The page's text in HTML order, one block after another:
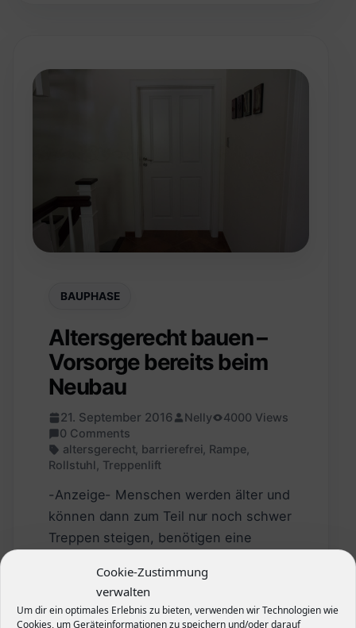
Cookie-Zustimmung
verwalten
Um dir ein optimales Erlebnis zu bieten, verwenden wir Technologien wie
Cookies, um Geräteinformationen zu speichern und/oder darauf
BAUPHASE
Altersgerecht bauen –
Vorsorge bereits beim
Neubau
21. September 2016 Nelly
4000 Views
0 Comments
altersgerecht, barrierefrei, Rampe,
Rollstuhl , Treppenlift
-Anzeige- Menschen werden älter und
können dann zum Teil nur noch schwer
Treppen steigen, benötigen eine
sogar einen Rollstuhl. Um das Leben
für ältere Menschen einfacher zu
machen gibt es…